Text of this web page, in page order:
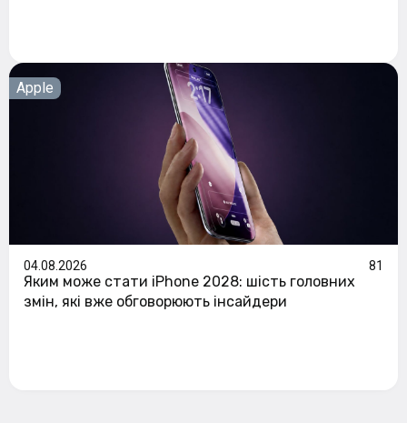
Apple
04.08.2026 81
Яким може стати iPhone 2028: шість головних
змін, які вже обговорюють інсайдери